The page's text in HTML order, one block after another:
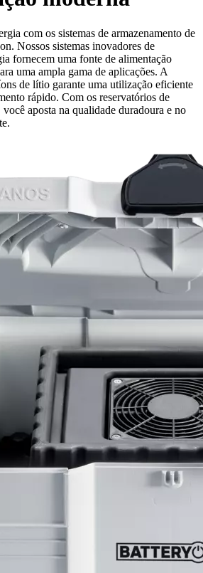
com os sistemas de armazenamento de
Nossos sistemas inovadores de
fornecem uma fonte de alimentação
uma ampla gama de aplicações. A
de lítio garante uma utilização eficiente
rápido. Com os reservatórios de
aposta na qualidade duradoura e no